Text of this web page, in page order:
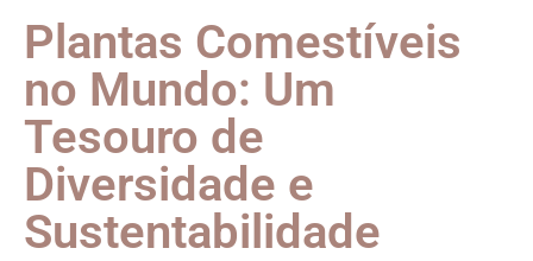
Plantas Comestíveis
no Mundo: Um
Tesouro de
Diversidade e
Sustentabilidade